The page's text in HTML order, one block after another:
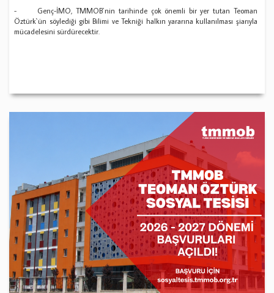
- Genç-İMO, TMMOB`nin tarihinde çok önemli bir yer tutan Teoman
Öztürk`ün söylediği gibi Bilimi ve Tekniği halkın yararına kullanılması şiarıyla
mücadelesini sürdürecektir.